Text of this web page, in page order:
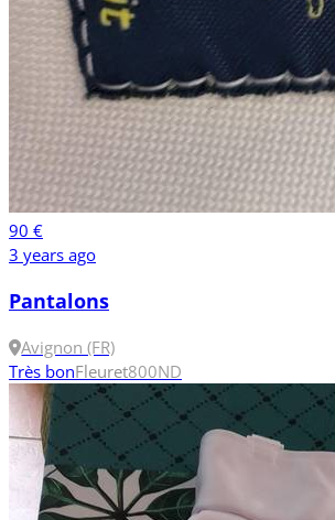
90 €
3 years ago
Pantalons
Avignon (FR)
Très bonFleuret800ND